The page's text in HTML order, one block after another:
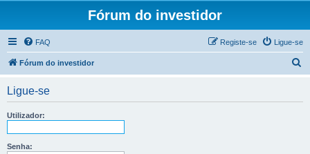
Fórum do investidor
FAQ Ligue-se
Registe-se
Fórum do investidor
Ligue-se
Utilizador:
Senha: